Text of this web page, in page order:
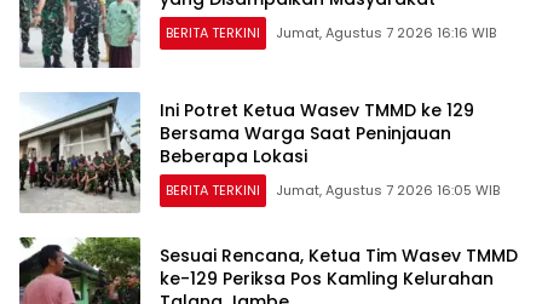
BERITA TERKINI Jumat, Agustus 7 2026 16:16 WIB
Ini Potret Ketua Wasev TMMD ke 129
Bersama Warga Saat Peninjauan
Beberapa Lokasi
BERITA TERKINI Jumat, Agustus 7 2026 16:05 WIB
Sesuai Rencana, Ketua Tim Wasev TMMD
ke-129 Periksa Pos Kamling Kelurahan